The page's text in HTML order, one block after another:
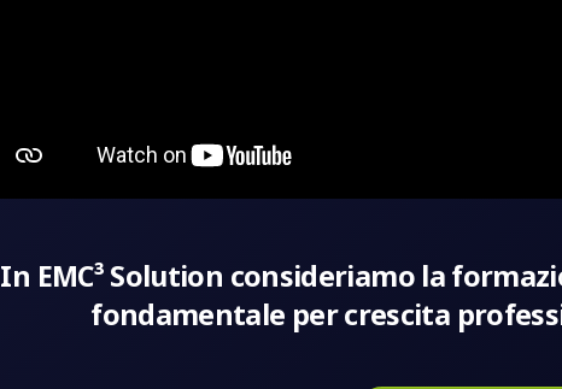
In EMC³ Solution consideriamo la
fondamentale per crescita